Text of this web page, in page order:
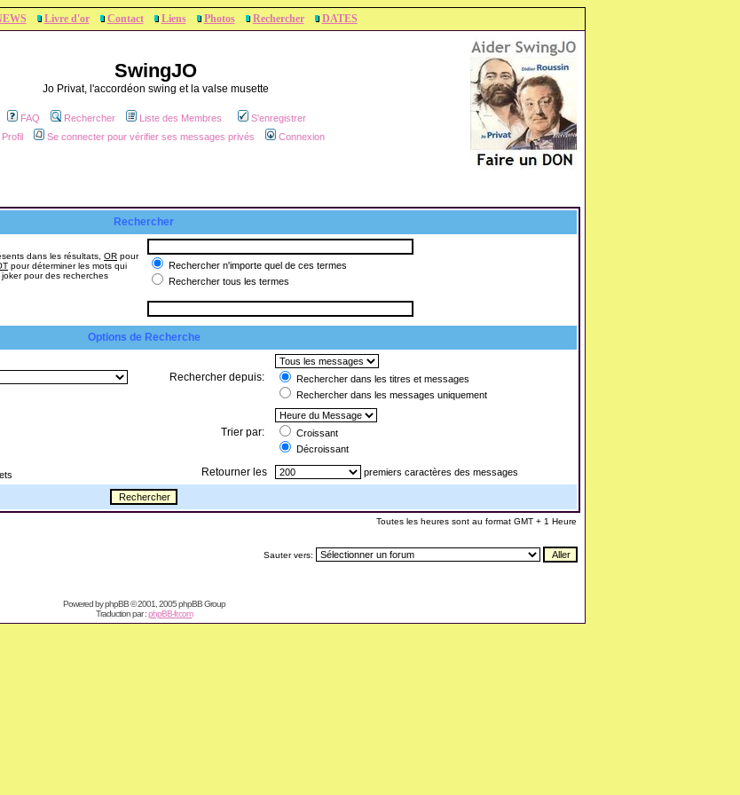
Livre d'or Contact Liens Photos Rechercher DATES
SwingJO
Jo Privat, l'accordéon swing et la valse musette
FAQ Rechercher Liste des Membres
S'enregistrer
Profil
Se connecter pour vérifier ses messages privés Connexion
Rechercher
dans les résultats, OR pour
pour déterminer les mots qui
pour des recherches
Rechercher n'importe quel de ces termes
Rechercher tous les termes
Options de Recherche
Rechercher depuis:
Rechercher dans les titres et messages
Rechercher dans les messages uniquement
Trier par:
Croissant
Décroissant
Retourner les premiers caractères des messages
Toutes les heures sont au format GMT + 1 Heure
Sauter vers:
Powered byphpBB© 2001, 2005 phpBB Group
Traduction par :phpBB-fr.com